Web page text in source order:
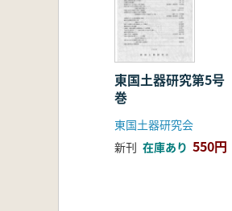
東国土器研究第5
巻
東国土器研究会
新刊 在庫あり 550円